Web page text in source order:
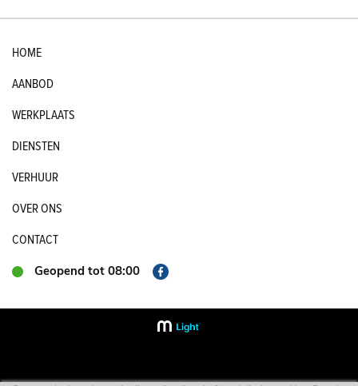
HOME
AANBOD
WERKPLAATS
DIENSTEN
VERHUUR
OVER ONS
CONTACT
Geopend tot 08:00